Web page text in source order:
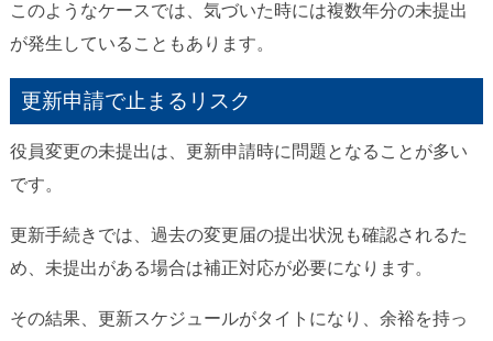
このようなケースでは、気づいた時には複数年分の未提出
が発生していることもあります。
更新申請で止まるリスク
役員変更の未提出は、更新申請時に問題となることが多い
です。
更新手続きでは、過去の変更届の提出状況も確認されるた
め、未提出がある場合は補正対応が必要になります。
その結果、更新スケジュールがタイトになり、余裕を持っ